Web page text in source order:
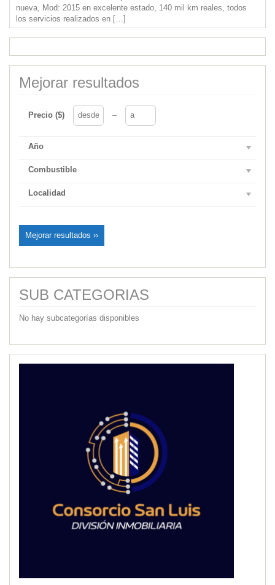
nueva, Mod: 2015 en excelente estado, 140 mil km reales, todos
los servicios realizados en […]
Mejorar resultados
Precio ($) –
Año
Combustible
Localidad
Mejorar resultados ››
SUB CATEGORIAS
No hay subcategorías disponibles